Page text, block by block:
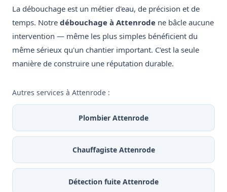
La débouchage est un métier d'eau, de précision et de
temps. Notre débouchage à Attenrode ne bâcle aucune
intervention — même les plus simples bénéficient du
même sérieux qu'un chantier important. C'est la seule
manière de construire une réputation durable.
Autres services à Attenrode :
Plombier Attenrode
Chauffagiste Attenrode
Détection fuite Attenrode